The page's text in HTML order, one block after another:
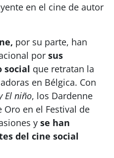
en el cine de autor
por su parte, han
por sus
social que retratan la
en Bélgica. Con
El niño, los Dardenne
Oro en el Festival de
y se han
del cine social